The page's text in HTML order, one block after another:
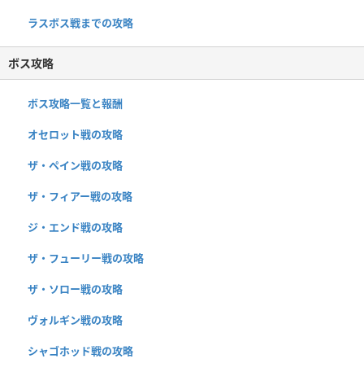
ラスボス戦までの攻略
ボス攻略
ボス攻略一覧と報酬
オセロット戦の攻略
ザ・ペイン戦の攻略
ザ・フィアー戦の攻略
ジ・エンド戦の攻略
ザ・フューリー戦の攻略
ザ・ソロー戦の攻略
ヴォルギン戦の攻略
シャゴホッド戦の攻略